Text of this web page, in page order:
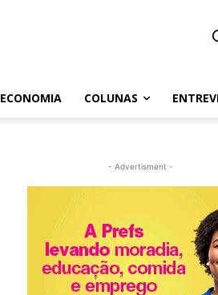
ECONOMIA COLUNAS
- Advertisment -